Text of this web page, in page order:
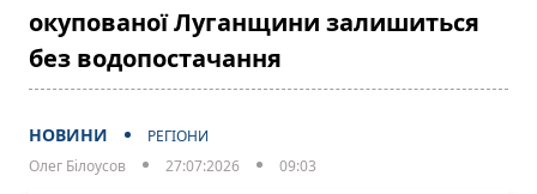
окупованої Луганщини залишиться
без водопостачання
НОВИНИ
РЕГІОНИ
Олег Білоусов
27:07:2026 09:03